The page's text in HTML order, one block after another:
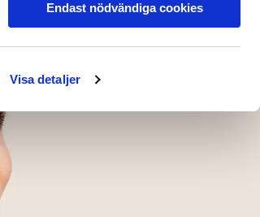
Visa detaljer
Endast nödvändiga cookies